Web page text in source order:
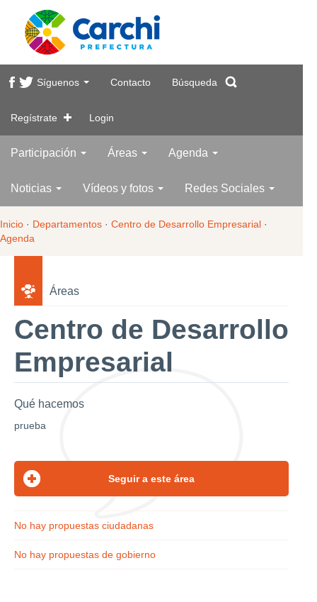
Síguenos Contacto Búsqueda
Regístrate Login
Participación Áreas Agenda
Noticias Vídeos y fotos Redes Sociales
Inicio · Departamentos · Centro de Desarrollo Empresarial ·
Agenda
Áreas
Centro de Desarrollo
Empresarial
Qué hacemos
prueba
No hay propuestas ciudadanas
No hay propuestas de gobierno